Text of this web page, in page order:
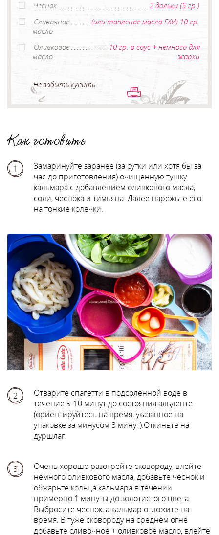
Чеснок
2 дольки (5 гр.)
Сливочное
масло
(или топленое масло ГХИ) 10 гр.
Оливковое
масло
10 гр. в соус + немного для
жарки
Не забыть купить
Как готовить
1
Замаринуйте заранее (за сутки или хотя бы за
час до приготовления) очищенную тушку
кальмара с добавлением оливкового масла,
соли, чеснока и тимьяна. Далее нарежьте его
на тонкие колечки.
2
Отварите спагетти в подсоленной воде в
течение 9-10 минут до состояния альденте
(ориентируйтесь на время, указанное на
упаковке за минусом 3 минут).Откиньте на
дуршлаг.
3
Очень хорошо разогрейте сковороду, влейте
немного оливкового масла, добавьте чеснок и
обжарьте кольца кальмара в течении
примерно 1 минуты до золотистого цвета.
Выбросите чеснок, а кальмар отложите на
время. В туже сковороду на среднем огне
добавьте сливочное + оливковое масло, влейте